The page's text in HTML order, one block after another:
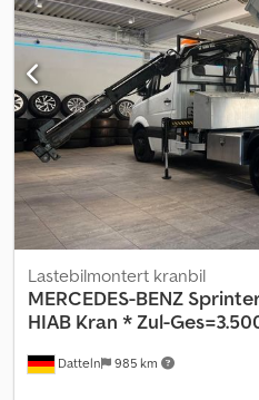
Datteln 985 km
Lastebilmontert kranbil
MERCEDES-BENZ
HIAB Kran * Zul-